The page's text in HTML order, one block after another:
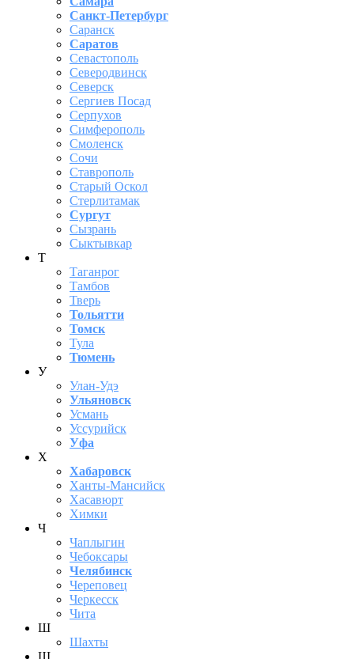
Санкт-Петербург
Саранск
Саратов
Севастополь
Северодвинск
Северск
Сергиев Посад
Серпухов
Симферополь
Смоленск
Сочи
Ставрополь
Старый Оскол
Стерлитамак
Сургут
Сызрань
Сыктывкар
Т
Таганрог
Тамбов
Тверь
Тольятти
Томск
Тула
Тюмень
У
Улан-Удэ
Ульяновск
Усмань
Уссурийск
Уфа
Х
Хабаровск
Ханты-Мансийск
Хасавюрт
Химки
Ч
Чаплыгин
Чебоксары
Челябинск
Череповец
Черкесск
Чита
Ш
Шахты